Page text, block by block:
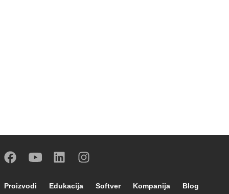
Footer main navigation
Proizvodi Edukacija Softver Kompanija Blog